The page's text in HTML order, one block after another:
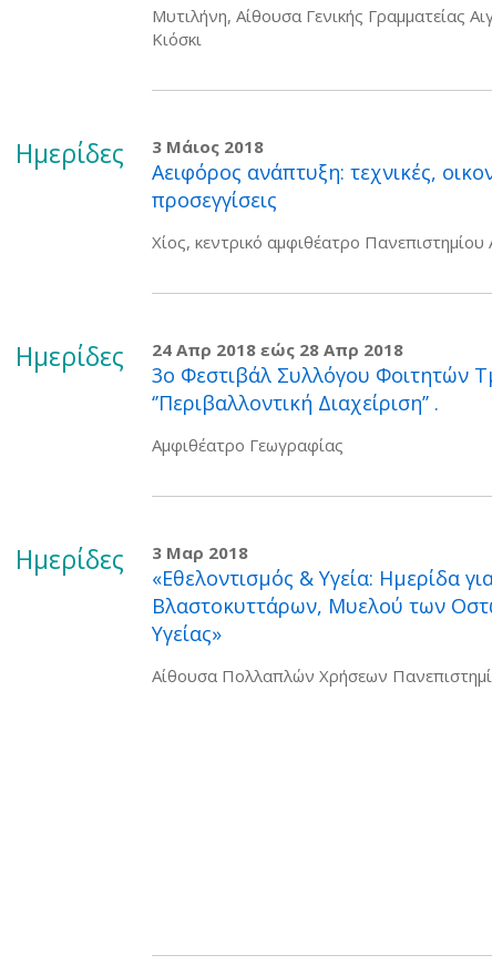
Μυτιλήνη, Αίθουσα Γενικής Γραμματείας
Κιόσκι
Ημερίδες 3 Μάιος 2018
Αειφόρος ανάπτυξη: τεχνικές,
προσεγγίσεις
Χίος, κεντρικό αμφιθέατρο
Ημερίδες 24 Απρ 2018 εώς 28 Απρ 2018
3ο Φεστιβάλ Συλλόγου Φοιτητών
‘’Περιβαλλοντική Διαχείριση’’ .
Αμφιθέατρο Γεωγραφίας
Ημερίδες 3 Μαρ 2018
«Εθελοντισμός & Υγεία: Ημερίδα
Βλαστοκυττάρων, Μυελού των
Υγείας»
Αίθουσα Πολλαπλών Χρήσεων